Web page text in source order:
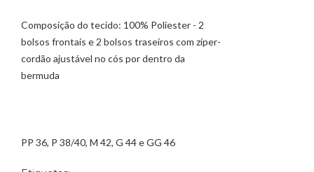
Composição do tecido: 100% Poliester - 2
bolsos frontais e 2 bolsos traseiros com zíper-
cordão ajustável no cós por dentro da
bermuda
PP 36, P 38/40, M 42, G 44 e GG 46